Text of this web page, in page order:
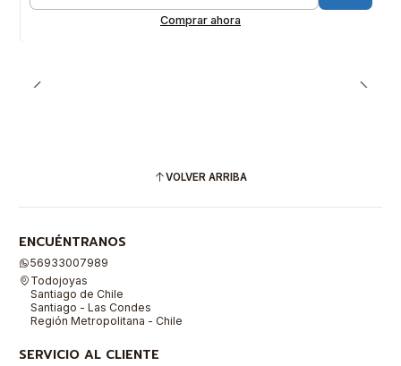
Comprar ahora
VOLVER ARRIBA
ENCUÉNTRANOS
56933007989
Todojoyas
Santiago de Chile
Santiago - Las Condes
Región Metropolitana - Chile
SERVICIO AL CLIENTE